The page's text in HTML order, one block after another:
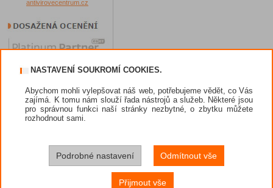
antivirovecentrum.cz
NASTAVENÍ SOUKROMÍ COOKIES.
Abychom mohli vylepšovat náš web, potřebujeme vědět, co Vás
zajímá. K tomu nám slouží řada nástrojů a služeb. Některé jsou
pro správnou funkci naší stránky nezbytné, o zbytku můžete
rozhodnout sami.
Podrobné nastavení Odmítnout vše
Přijmout vše